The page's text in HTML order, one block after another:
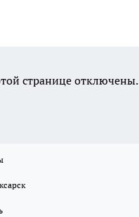
странице отключены.